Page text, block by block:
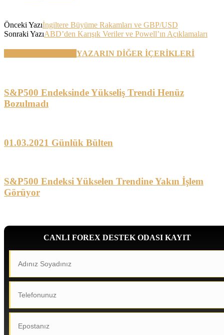
Önceki Yazıİngiltere Büyüme Rakamları ve GBP/USD
Sonraki YazıABD’den Karışık Veriler ve Powell’ın Açıklamaları
YAZARIN DİĞER İÇERİKLERİ
S&P500 Endeksinde Yükseliş Trendi Henüz
Bozulmadı
01.03.2021 Günlük Bülten
S&P500 Endeksi Yükselen Trendine Yakın İşlem
Görüyor
CANLI FOREX DESTEK ODASI KAYIT